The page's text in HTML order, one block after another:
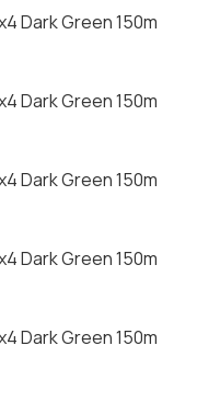
Dark Green 150m
Dаrk Greеn 150m
Dаrk Grееn 150m
Dаrk Grееn 150m
Dаrk Grеen 150m